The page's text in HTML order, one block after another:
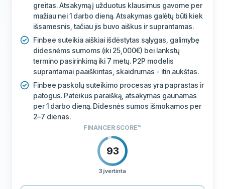
greitas. Atsakymą į užduotus klausimus gavome per
mažiau nei 1 darbo dieną. Atsakymas galėtų būti kiek
išsamesnis, tačiau jis buvo aiškus ir suprantamas.
Finbee suteikia aiškiai išdėstytas sąlygas, galimybę
didesnėms sumoms (iki 25,000€) bei lankstų
termino pasirinkimą iki 7 metų. P2P modelis
suprantamai paaiškintas, skaidrumas - itin aukštas.
Finbee paskolų suteikimo procesas yra paprastas ir
patogus. Pateikus paraišką, atsakymas gaunamas
per 1 darbo dieną. Didesnės sumos išmokamos per
2–7 dienas.
FINANCER SCORE™
93
3 įvertinta